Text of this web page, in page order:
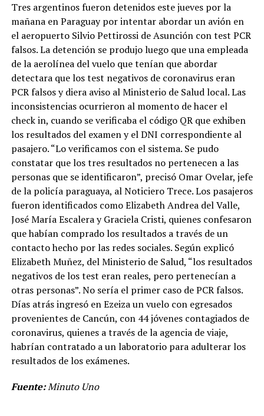
Tres argentinos fueron detenidos este jueves por la
mañana en Paraguay por intentar abordar un avión en
el aeropuerto Silvio Pettirossi de Asunción con test PCR
falsos. La detención se produjo luego que una empleada
de la aerolínea del vuelo que tenían que abordar
detectara que los test negativos de coronavirus eran
PCR falsos y diera aviso al Ministerio de Salud local. Las
inconsistencias ocurrieron al momento de hacer el
check in, cuando se verificaba el código QR que exhiben
los resultados del examen y el DNI correspondiente al
pasajero. “Lo verificamos con el sistema. Se pudo
constatar que los tres resultados no pertenecen a las
personas que se identificaron”, precisó Omar Ovelar, jefe
de la policía paraguaya, al Noticiero Trece. Los pasajeros
fueron identificados como Elizabeth Andrea del Valle,
José María Escalera y Graciela Cristi, quienes confesaron
que habían comprado los resultados a través de un
contacto hecho por las redes sociales. Según explicó
Elizabeth Muñez, del Ministerio de Salud, “los resultados
negativos de los test eran reales, pero pertenecían a
otras personas”. No sería el primer caso de PCR falsos.
Días atrás ingresó en Ezeiza un vuelo con egresados
provenientes de Cancún, con 44 jóvenes contagiados de
coronavirus, quienes a través de la agencia de viaje,
habrían contratado a un laboratorio para adulterar los
resultados de los exámenes.
Fuente:Minuto Uno